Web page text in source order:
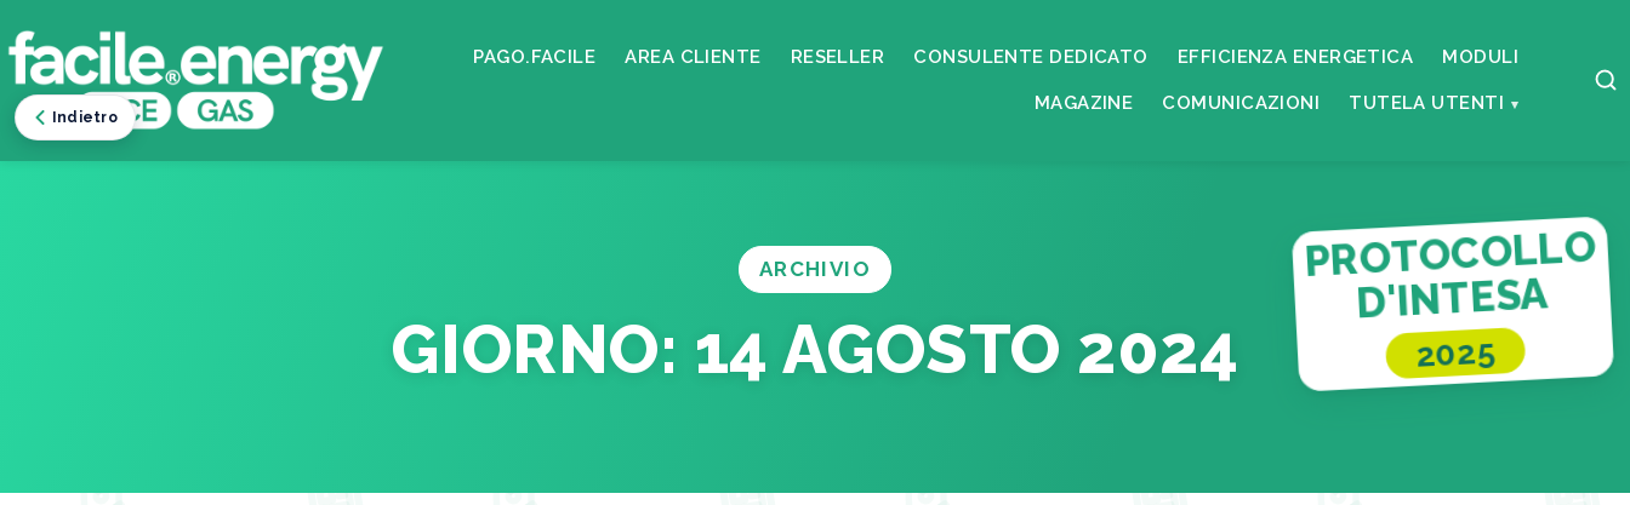
PAGO.FACILE AREA CLIENTE RESELLER CONSULENTE DEDICATO EFFICIENZA ENERGETICA MODULI
MAGAZINE COMUNICAZIONI TUTELA UTENTI
PROTOCOLLO
D'INTESA
2025
ARCHIVIO
GIORNO: 14 AGOSTO 2024
Indietro